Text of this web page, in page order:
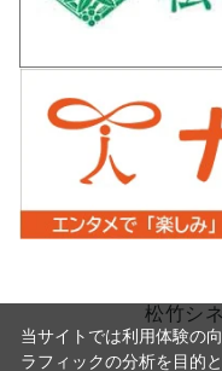
松竹シ
当サイトでは利用体験の
ラフィックの分析を目的